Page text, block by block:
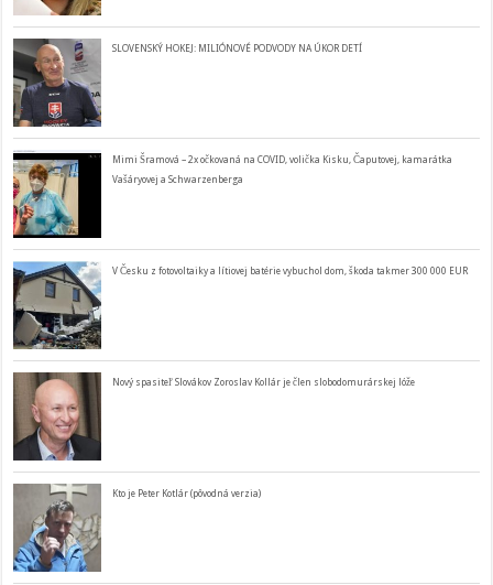
SLOVENSKÝ HOKEJ: MILIÓNOVÉ PODVODY NA ÚKOR DETÍ
Mimi Šramová – 2x očkovaná na COVID, volička Kisku, Čaputovej, kamarátka
Vašáryovej a Schwarzenberga
V Česku z fotovoltaiky a lítiovej batérie vybuchol dom, škoda takmer 300 000 EUR
Nový spasiteľ Slovákov Zoroslav Kollár je člen slobodomurárskej lóže
Kto je Peter Kotlár (pôvodná verzia)